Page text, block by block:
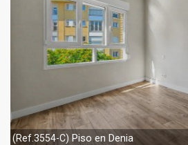
(Ref.3554-C) Piso en Denia